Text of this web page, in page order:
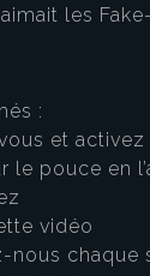
les
:
et activez
le pouce en
vidéo
nous chaque